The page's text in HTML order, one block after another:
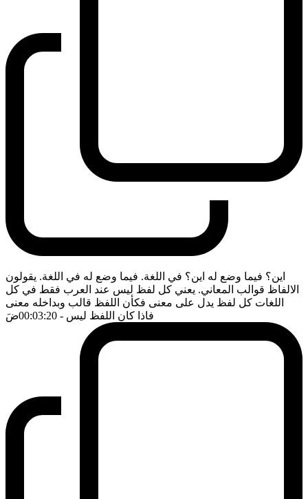
اين؟ فيما وضع له اين؟ في اللغة. فيما وضع له في اللغة. يقولون
الالفاظ قوالب المعاني. يعني كل لفظ ليس عند العرب فقط في كل
اللغات كل لفظ يدل على معنى فكأن اللفظ قالب وبداخله معنى
فاذا كان اللفظ ليس - 00:03:20 ضَ